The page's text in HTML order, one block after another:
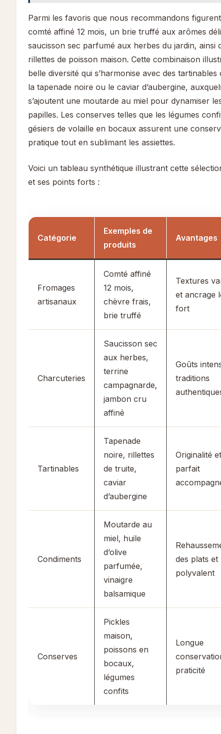
Parmi les favoris que nous recommandons
comté affiné 12 mois, un brie truffé aux arômes
saucisson sec parfumé aux herbes du jardin, ainsi
rillettes de poisson maison. Cette combinaison
belle diversité qui s’harmonise avec des tartinables
la tapenade noire ou le caviar d’aubergine,
s’ajoutent une moutarde au miel pour dynamiser
papilles. Les conserves telles que les légumes
gésiers de volaille en bocaux assurent une
pratique tout en sublimant les assiettes.
Voici un tableau synthétique illustrant cette
et ses points forts :
Catégorie
Exemples de
produits
Avantages
Fromages
artisanaux
Comté affiné
12 mois,
chèvre frais,
brie truffé
Textures
et ancrage
fort
Charcuteries
Saucisson sec
aux herbes,
terrine
campagnarde,
jambon cru
affiné
Goûts
traditions
Tartinables
Tapenade
noire, rillettes
de truite,
caviar
d’aubergine
Originalité et
parfait
Condiments
Moutarde au
miel, huile
d’olive
parfumée,
vinaigre
balsamique
des plats et
polyvalent
Conserves
Pickles
maison,
poissons en
bocaux,
légumes
confits
Longue
praticité